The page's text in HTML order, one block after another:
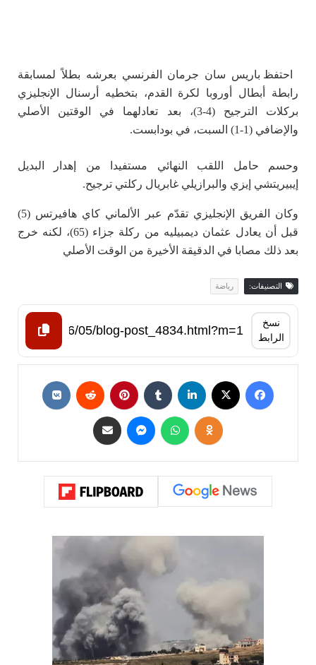
احتفظ باريس سان جرمان الفرنسي بعرشه بطلاً لمسابقة
رابطة أبطال أوروبا لكرة القدم، بتخطيه أرسنال الإنجليزي
بركلات الترجيح (4-3)، بعد تعادلهما في الوقتين الأصلي
والإضافي (1-1) السبت، في بودابست.
وحسم حامل اللقب النهائي مستفيدا من إهدار البديل
إيبيريتشي إيزي والبرازيلي غابريال ركلتي ترجيح.
وكان الفريق الإنجليزي تقدّم عبر الألماني كاي هافيرتس (5)
قبل أن يعادل عثمان ديمبيليه من ركلة جزاء (65)، لكنه خرج
بعد ذلك مصابا في الدقيقة الأخيرة من الوقت الأصلي
التصنيفات: رياضة
نسخ
الرابط